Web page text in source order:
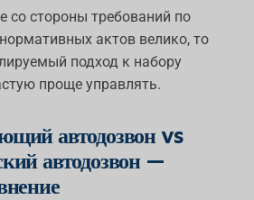
со стороны требований по
актов велико, то
подход к набору
проще управлять.
автодозвон vs
автодозвон —